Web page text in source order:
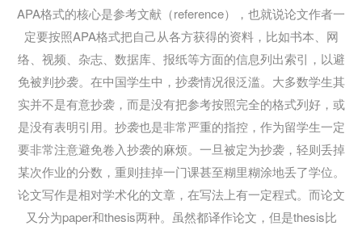
APA格式的核心是参考文献（reference），也就说论文作者一
定要按照APA格式把自己从各方获得的资料，比如书本、网
络、视频、杂志、数据库、报纸等方面的信息列出索引，以避
免被判抄袭。在中国学生中，抄袭情况很泛滥。大多数学生其
实并不是有意抄袭，而是没有把参考按照完全的格式列好，或
是没有表明引用。抄袭也是非常严重的指控，作为留学生一定
要非常注意避免卷入抄袭的麻烦。一旦被定为抄袭，轻则丢掉
某次作业的分数，重则挂掉一门课甚至糊里糊涂地丢了学位。
论文写作是相对学术化的文章，在写法上有一定程式。而论文
又分为paper和thesis两种。虽然都译作论文，但是thesis比